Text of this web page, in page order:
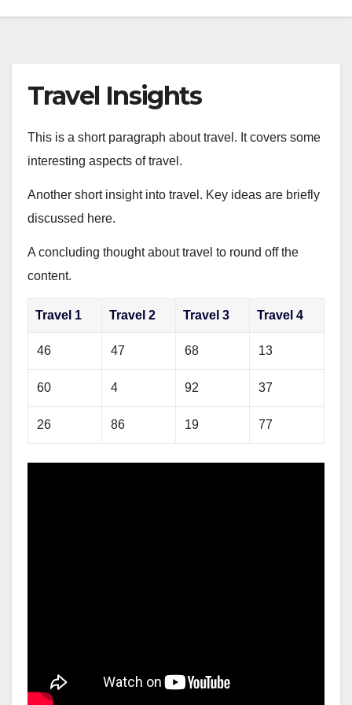
Travel Insights
This is a short paragraph about travel. It covers some
interesting aspects of travel.
Another short insight into travel. Key ideas are briefly
discussed here.
A concluding thought about travel to round off the
content.
Travel 1 Travel 2 Travel 3 Travel 4
46 47 68 13
60 4 92 37
26 86 19 77